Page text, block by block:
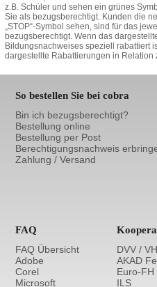
z.B. Schüler und sehen ein grünes
Sie als bezugsberechtigt. Kunden die
„STOP“-Symbol sehen, sind für das
bezugsberechtigt. Wenn das
Bildungsnachweises speziell rabattiert
dargestellte Rabattierungen in Relation
So bestellen Sie bei cobra
Bin ich bezugsberechtigt?
Bestellung online
Bestellung per Post
Berechtigungsnachweis
Zahlung / Versand
FAQ
FAQ Übersicht
Adobe
Corel
Microsoft
DVV /
AKAD
Euro-FH
ILS